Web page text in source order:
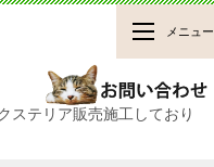
ステリア販売施工しており
メニュー